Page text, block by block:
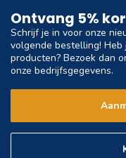
Ontvang 5%
Schrijf je in voor onze
volgende bestelling!
producten? Bezoek dan
onze bedrijfsgegevens.